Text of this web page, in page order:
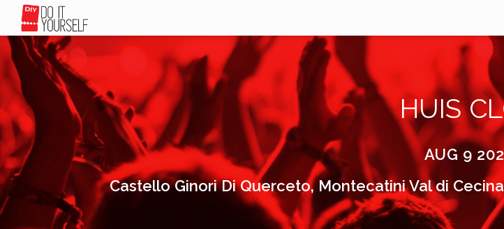
HUIS
AUG 9
Castello Ginori Di Querceto, Montecatini Val di